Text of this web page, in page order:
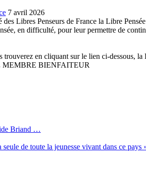
7 avril 2026
Libres Penseurs de France la Libre
en difficulté, pour leur permettre de
en cliquant sur le lien ci-dessous,
MEMBRE BIENFAITEUR
Briand …
de toute la jeunesse vivant dans ce pays